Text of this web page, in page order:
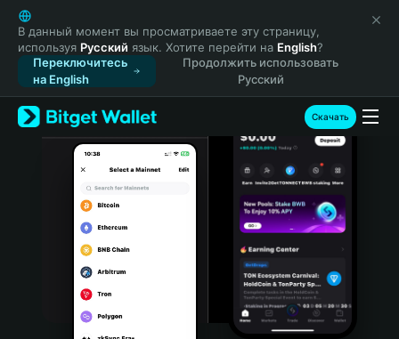
English
日本語
Tiếng Việt
Русский
Español (Latinoamérica)
Türkçe
Italiano
Português (Portugal)
Bahasa Indonesia
В данный момент вы просматриваете эту страницу,
используя Русский язык. Хотите перейти на English?
Переключитесь
на English
Продолжить использовать
Русский
Скачать